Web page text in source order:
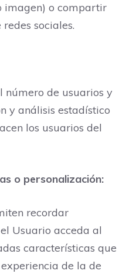
imagen) o compartir
sociales.
número de usuarios y
y análisis estadístico
los usuarios del
o personalización:
recordar
Usuario acceda al
características que
de la de